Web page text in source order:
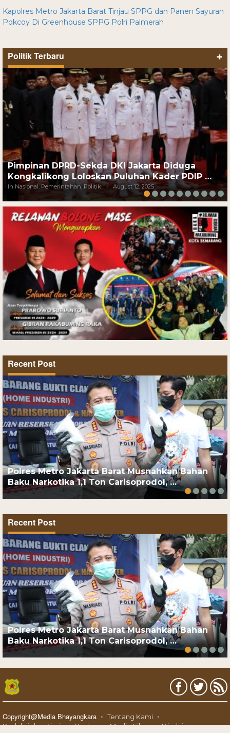
Kapolres Metro Jakarta Barat Tinjau SPPG dan Panen Sayuran
Pokcoy Di Greenhouse SPPG Polri Palmerah
Politik Terbaru +
Pimpinan DPRD-Sekda DKI Jakarta Diduga
Kongkalikong Loloskan Puluhan Kader PDIP …
In Nasional, Pemerintahan, Politik | August 12, 2025
Recent Post
Polres Metro Jakarta Barat Musnahkan Bahan
Baku Narkotika 1,1 Ton Carisoprodol, …
Recent Post
Polres Metro Jakarta Barat Musnahkan Bahan
Baku Narkotika 1,1 Ton Carisoprodol, …
Copyright@Media Bhayangkara
Tentang Kami
Redaksi dan Bisnis
Pedoman Media Siber
Disclaimer